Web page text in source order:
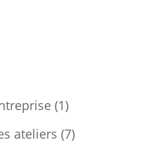
(1)
ateliers (7)